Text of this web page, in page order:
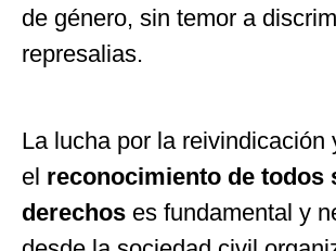
de género, sin temor a
represalias.
La lucha por la reivindicación
el reconocimiento de todos
derechos es fundamental y